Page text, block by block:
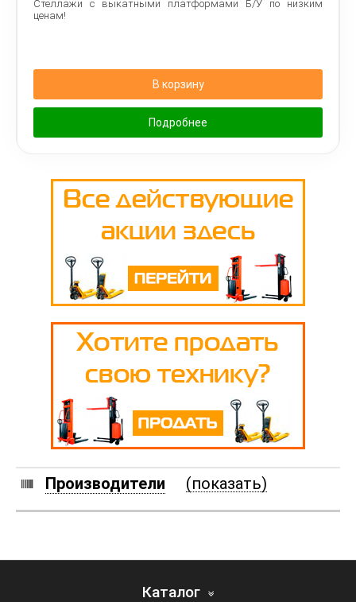
Стеллажи с выкатными платформами Б/У по низким
ценам!
В корзину
Подробнее
Производители (показать)
Каталог